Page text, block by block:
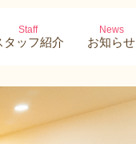
Staff
タッフ紹介
News
お知らせ